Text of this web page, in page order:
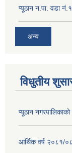
प्यूठान न.पा. वडा
अन्य
विधुतीय
प्यूठान
आर्थिक वर्ष २०८१/